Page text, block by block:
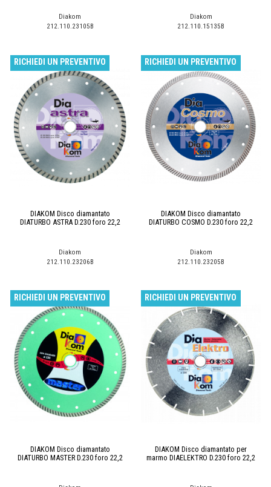
Diakom
212.110.23105B
Diakom
212.110.15135B
RICHIEDI UN PREVENTIVO
DIAKOM Disco diamantato
DIATURBO ASTRA D.230 foro 22,2
Diakom
212.110.23206B
RICHIEDI UN PREVENTIVO
DIAKOM Disco diamantato
DIATURBO COSMO D.230 foro 22,2
Diakom
212.110.23205B
RICHIEDI UN PREVENTIVO
DIAKOM Disco diamantato
DIATURBO MASTER D.230 foro 22,2
RICHIEDI UN PREVENTIVO
DIAKOM Disco diamantato per
marmo DIAELEKTRO D.230 foro 22,2